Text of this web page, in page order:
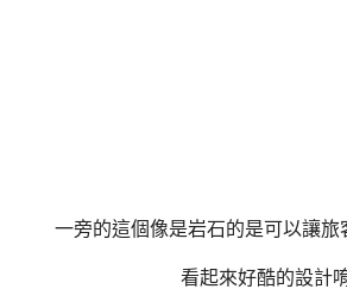
一旁的這個像是岩石的是可以讓旅
看起來好酷的設計